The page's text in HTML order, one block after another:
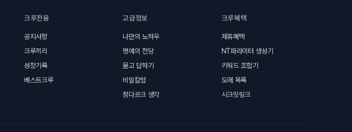
크루전용
공지사항
크루끼리
성장기록
베스트크루
고급정보
나만의 노하우
명예의 전당
묻고 답하기
비밀칼럼
정다르크 생각
크루혜택
제휴혜택
NT파라미터 생성기
키워드 조합기
도매 목록
시크릿링크